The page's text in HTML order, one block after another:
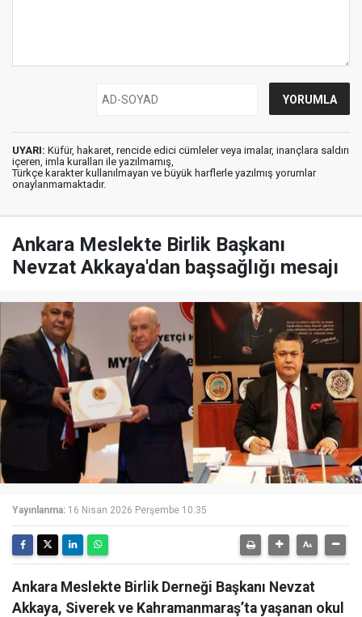
UYARI: Küfür, hakaret, rencide edici cümleler veya imalar, inançlara saldırı
içeren, imla kuralları ile yazılmamış,
Türkçe karakter kullanılmayan ve büyük harflerle yazılmış yorumlar
onaylanmamaktadır.
Ankara Meslekte Birlik Başkanı
Nevzat Akkaya'dan başsağlığı mesajı
Yayınlanma: 16 Nisan 2026 Perşembe 10:35
Ankara Meslekte Birlik Derneği Başkanı Nevzat
Akkaya, Siverek ve Kahramanmaraş’ta yaşanan okul